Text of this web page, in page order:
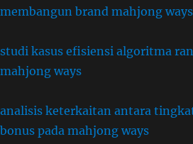
membangun brand mahjong ways
studi kasus efisiensi algoritma
mahjong ways
analisis keterkaitan antara
bonus pada mahjong ways